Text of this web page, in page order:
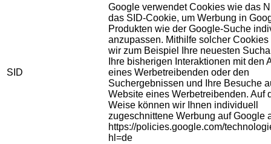
SID
Google verwendet Cookies wie das
das SID-Cookie, um Werbung in
Produkten wie der Google-Suche
anzupassen. Mithilfe solcher Cookies
wir zum Beispiel Ihre neuesten
Ihre bisherigen Interaktionen mit den
eines Werbetreibenden oder den
Suchergebnissen und Ihre Besuche
Website eines Werbetreibenden. Auf
Weise können wir Ihnen individuell
zugeschnittene Werbung auf Google
https://policies.google.com/
hl=de